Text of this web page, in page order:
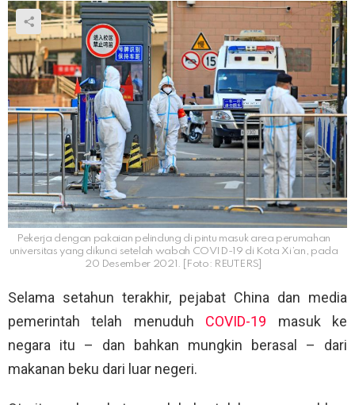
Pekerja dengan pakaian pelindung di pintu masuk area perumahan
universitas yang dikunci setelah wabah COVID-19 di Kota Xi’an, pada
20 Desember 2021. [Foto: REUTERS]
Selama setahun terakhir, pejabat China dan media
pemerintah telah menuduh COVID-19 masuk ke
negara itu – dan bahkan mungkin berasal – dari
makanan beku dari luar negeri.